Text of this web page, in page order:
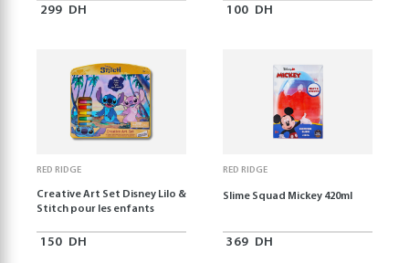
299 DH 100 DH
RED RIDGE
Creative Art Set Disney Lilo &
Stitch pour les enfants
150 DH
RED RIDGE
Slime Squad Mickey 420ml
369 DH